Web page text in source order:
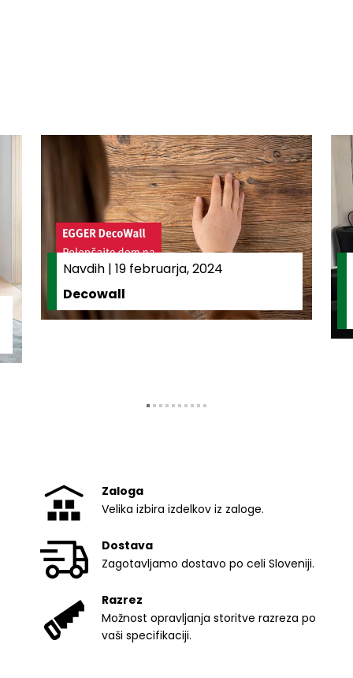
Navdih | 19 februarja, 2024
Decowall
Zaloga
Velika izbira izdelkov iz zaloge.
Dostava
Zagotavljamo dostavo po celi Sloveniji.
Razrez
Možnost opravljanja storitve razreza po
vaši specifikaciji.